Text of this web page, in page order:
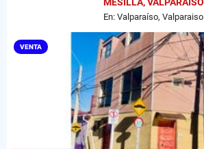
En: Valparaíso, Valparaiso
VENTA